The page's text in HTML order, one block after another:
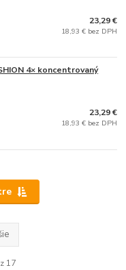
23,29 €
18,93 € bez DPH
4× koncentrovaný
23,29 €
18,93 € bez DPH
17